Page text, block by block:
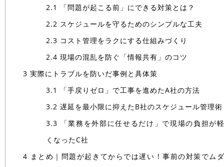
2.1
「問題が起こる前」にできる対策とは？
2.2 スケジュールを守るためのシンプルな工夫
2.3 コスト管理をラクにする仕組みづくり
2.4 現場の混乱を防ぐ「情報共有」のコツ
3 実際にトラブルを防いだ事例と具体策
3.1
「手戻りゼロ」で工事を進めたA社の方法
3.2 遅延を最小限に抑えたB社のスケジュール管理術
3.3 「業務を外部に任せるだけ」で現場の負担が軽
くなったC社
4 まとめ｜問題が起きてからでは遅い！事前の対策でムダ